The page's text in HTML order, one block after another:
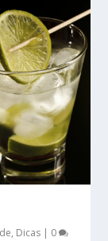
, Dicas | 0